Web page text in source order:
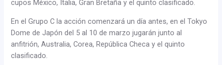
cupos México, Italia, Gran Bretaña y el quinto clasificado.
En el Grupo C la acción comenzará un día antes, en el Tokyo
Dome de Japón del 5 al 10 de marzo jugarán junto al
anfitrión, Australia, Corea, República Checa y el quinto
clasificado.